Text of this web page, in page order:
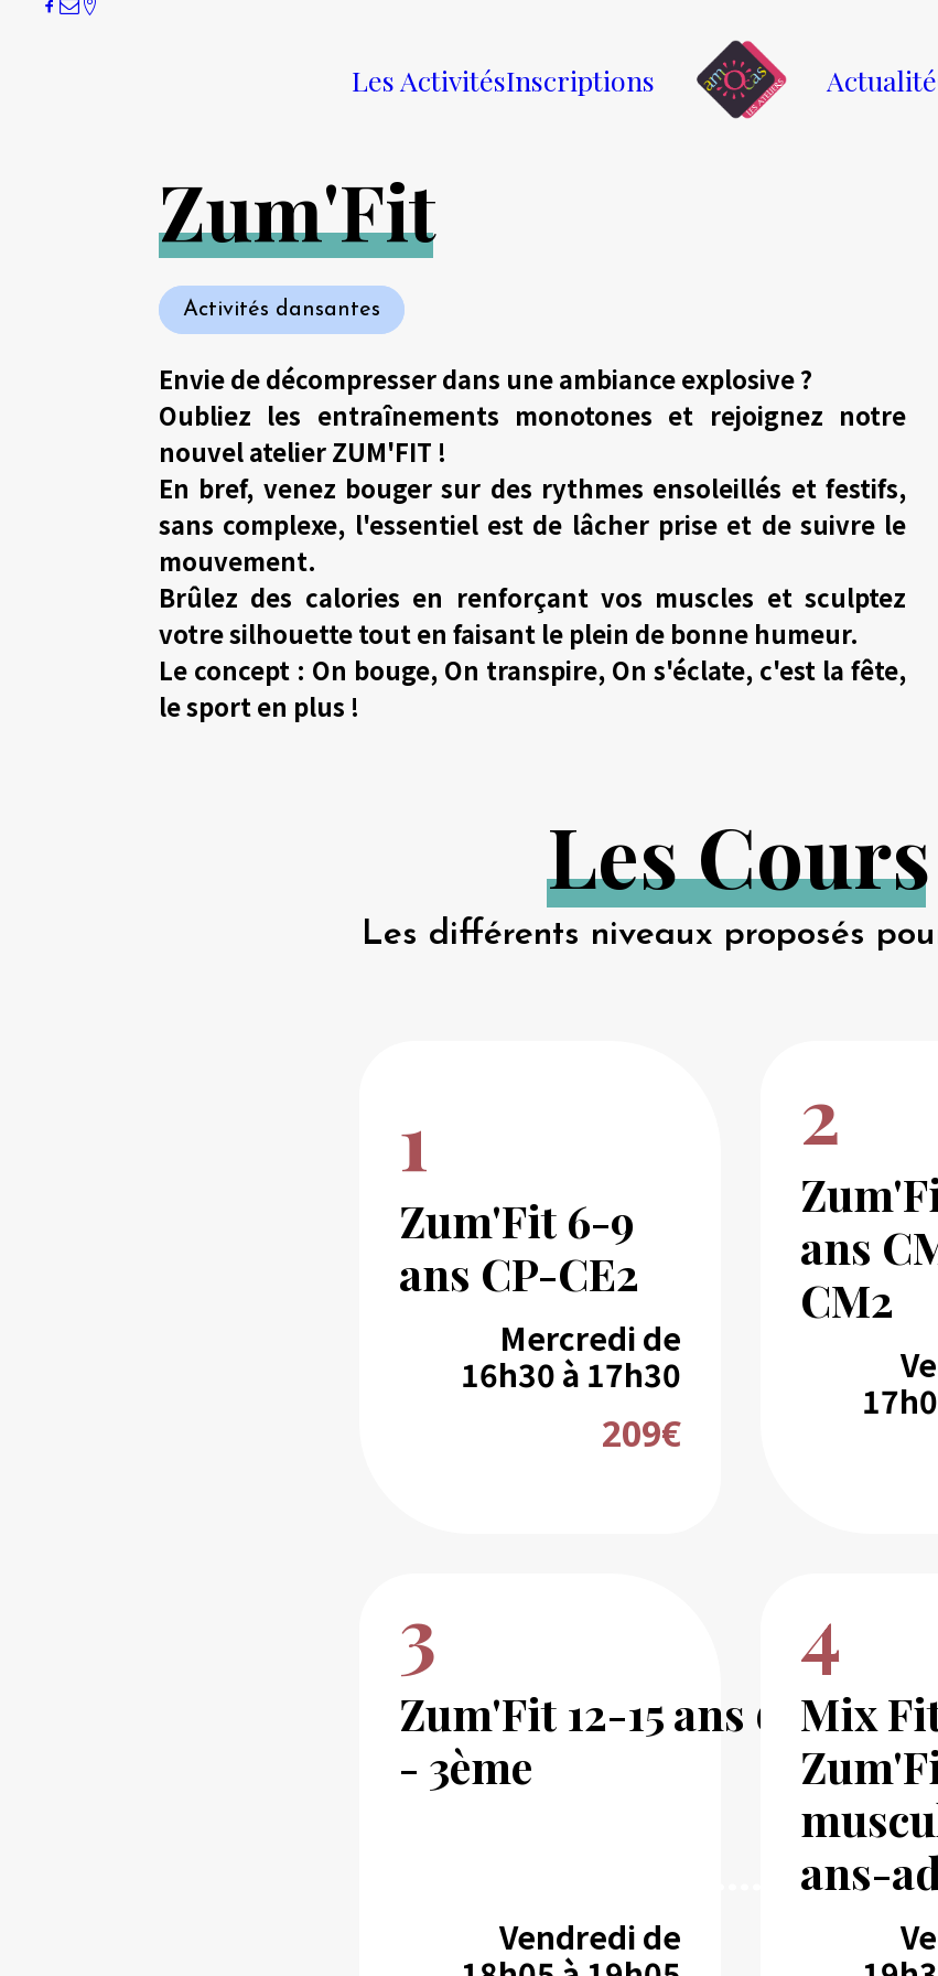
Les ActivitésInscriptions Actualité
Zum'Fit
Activités dansantes
Envie de décompresser dans une ambiance explosive ?
Oubliez les entraînements monotones et rejoignez notre
nouvel atelier ZUM'FIT !
En bref, venez bouger sur des rythmes ensoleillés et festifs,
sans complexe, l'essentiel est de lâcher prise et de suivre le
mouvement.
Brûlez des calories en renforçant vos muscles et sculptez
votre silhouette tout en faisant le plein de bonne humeur.
Le concept : On bouge, On transpire, On s'éclate, c'est la fête,
le sport en plus !
LesCours
Les différents niveaux proposés
1
Zum'Fit 6-9
ans CP-CE2
Mercredi de
16h30 à 17h30
209€
2
ans
CM2
3
Zum'Fit 12-15 ans 6ème
- 3ème
........................................
Vendredi de
4
Mix
ans-